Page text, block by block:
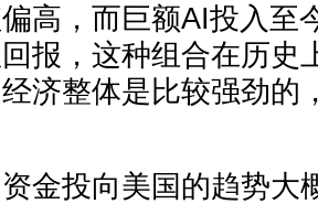
高，而巨额AI投入至
回报，这种组合在历史
济整体是比较强劲的
投向美国的趋势大